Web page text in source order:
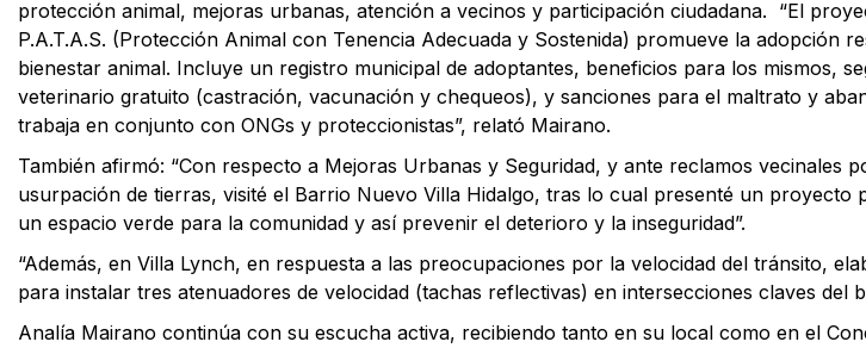
protección animal, mejoras urbanas, atención a vecinos y participación ciudadana. “El
P.A.T.A.S. (Protección Animal con Tenencia Adecuada y Sostenida) promueve la adopción
bienestar animal. Incluye un registro municipal de adoptantes, beneficios para los mismos,
veterinario gratuito (castración, vacunación y chequeos), y sanciones para el maltrato y
trabaja en conjunto con ONGs y proteccionistas”, relató Mairano.
También afirmó: “Con respecto a Mejoras Urbanas y Seguridad, y ante reclamos vecinales
usurpación de tierras, visité el Barrio Nuevo Villa Hidalgo, tras lo cual presenté un proyecto
un espacio verde para la comunidad y así prevenir el deterioro y la inseguridad”.
“Además, en Villa Lynch, en respuesta a las preocupaciones por la velocidad del tránsito,
para instalar tres atenuadores de velocidad (tachas reflectivas) en intersecciones claves del
Analía Mairano continúa con su escucha activa, recibiendo tanto en su local como en el